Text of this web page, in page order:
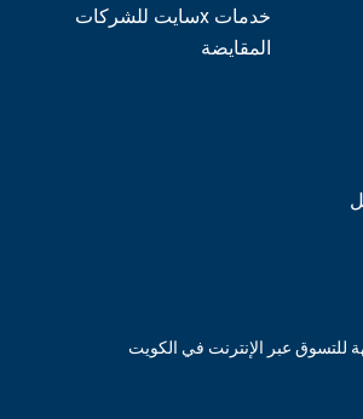
خدمات xسايت للشركات
المقايضة
عبر الإنترنت في الكويت